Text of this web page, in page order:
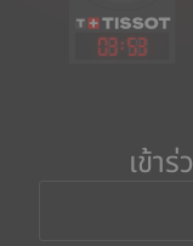
03:53
เข้า